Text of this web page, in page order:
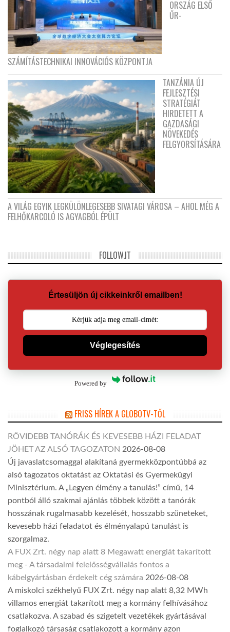
ORSZÁG ELSŐ
ŰR-
SZÁMÍTÁSTECHNIKAI INNOVÁCIÓS KÖZPONTJA
TANZÁNIA ÚJ
FEJLESZTÉSI
STRATÉGIÁT
HIRDETETT A
GAZDASÁGI
NÖVEKEDÉS
FELGYORSÍTÁSÁRA
A VILÁG EGYIK LEGKÜLÖNLEGESEBB SIVATAGI VÁROSA – AHOL MÉG A
FELHŐKARCOLÓ IS AGYAGBÓL ÉPÜLT
FOLLOW.IT
Értesüljön új cikkeinkről emailben!
Véglegesítés
Powered by
FRISS HÍREK A GLOBOTV-TŐL
RÖVIDEBB TANÓRÁK ÉS KEVESEBB HÁZI FELADAT
JÖHET AZ ALSÓ TAGOZATON 2026-08-08
Új javaslatcsomaggal alakítaná gyermekközpontúbbá az
alsó tagozatos oktatást az Oktatási és Gyermekügyi
Minisztérium. A „Legyen élmény a tanulás!” című, 14
pontból álló szakmai ajánlás többek között a tanórák
hosszának rugalmasabb kezelését, hosszabb szüneteket,
kevesebb házi feladatot és élményalapú tanulást is
szorgalmaz.
A FUX Zrt. négy nap alatt 8 Megawatt energiát takarított
meg - A társadalmi felelősségvállalás fontos a
kábelgyártásban érdekelt cég számára 2026-08-08
A miskolci székhelyű FUX Zrt. négy nap alatt 8,32 MWh
villamos energiát takarított meg a kormány felhívásához
csatlakozva. A szabad és szigetelt vezetékek gyártásával
foglalkozó társaság csatlakozott a kormány azon